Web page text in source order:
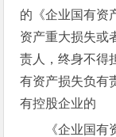
的《企业国有资
资产重大损失或
责人，终身不得
有资产损失负有
有控股企业的
《企业国